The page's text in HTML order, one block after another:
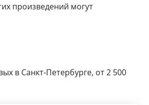
произведений могут
в Санкт-Петербурге, от 2 500